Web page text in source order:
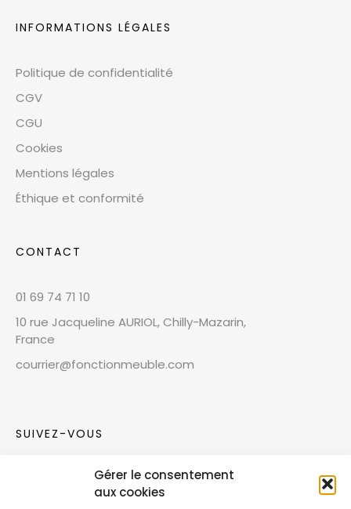
Gérer le consentement
aux cookies
INFORMATIONS LÉGALES
Politique de confidentialité
CGV
CGU
Cookies
Mentions légales
Éthique et conformité
CONTACT
01 69 74 71 10
10 rue Jacqueline AURIOL, Chilly-Mazarin,
France
courrier@fonctionmeuble.com
SUIVEZ-VOUS
Rejoignez notre communauté sur les réseaux